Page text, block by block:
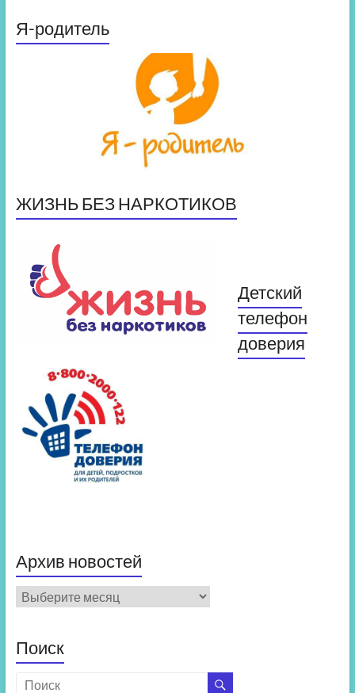
Я-родитель
ЖИЗНЬ БЕЗ НАРКОТИКОВ
Детский
телефон
доверия
Архив новостей
Архив
новостей
Поиск